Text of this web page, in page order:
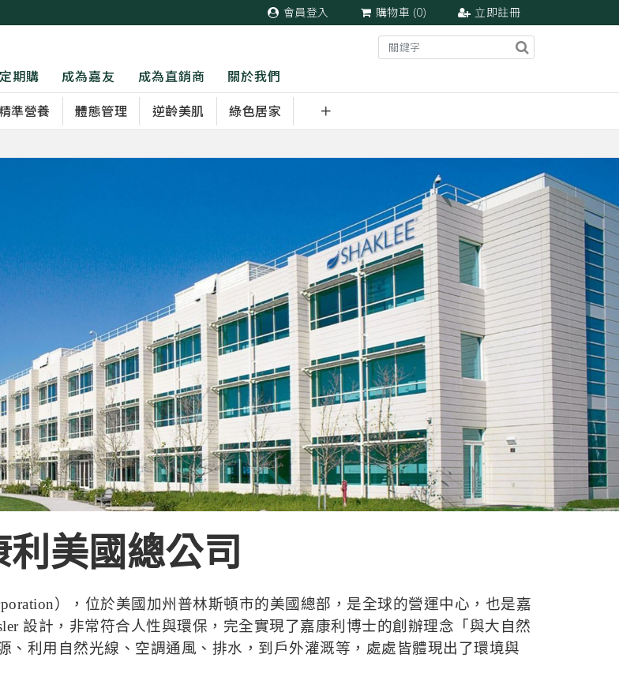
會員登入 購物車 (0) 立即註冊
期購 成為嘉友 成為直銷商
關於我們
準營養 體態管理 逆齡美肌 綠色居家 ＋
產品套組
利美國總公司
），位於美國加州普林斯頓市的美國總部，是全球的營運中心，也是嘉
設計，非常符合人性與環保，完全實現了嘉康利博士的創辦理念「與大自然
利用自然光線、空調通風、排水，到戶外灌溉等，處處皆體現出了環境與